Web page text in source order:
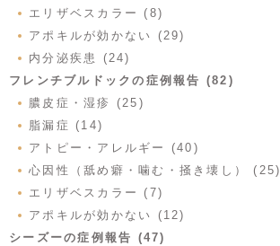
エリザベスカラー (8)
アポキルが効かない (29)
内分泌疾患 (24)
フレンチブルドックの症例報告 (82)
膿皮症・湿疹 (25)
脂漏症 (14)
アトピー・アレルギー (40)
心因性（舐め癖・噛む・掻き壊し） (25)
エリザベスカラー (7)
アポキルが効かない (12)
シーズーの症例報告 (47)